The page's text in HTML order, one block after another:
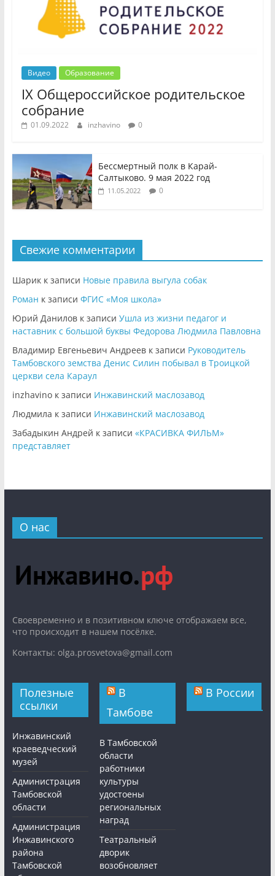
Видео Образование
IX Общероссийское родительское
собрание
01.09.2022 inzhavino 0
Бессмертный полк в Карай-
Салтыково. 9 мая 2022 год
11.05.2022 0
Свежие комментарии
Шарикк записи Новые правила выгула собак
Роман к записи ФГИС «Моя школа»
Юрий Даниловк записи Ушла из жизни педагог и
наставник с большой буквы Федорова Людмила Павловна
Владимир Евгеньевич Андреевк записи Руководитель
Тамбовского земства Денис Силин побывал в Троицкой
церкви села Караул
inzhavinoк записи Инжавинский маслозавод
Людмила к записи Инжавинский маслозавод
Забадыкин Андрей к записи «КРАСИВКА ФИЛЬМ»
представляет
О нас
Cвоевременно и в позитивном ключе отображаем все,
что происходит в нашем посёлке.
Контакты: olga.prosvetova@gmail.com
Полезные
ссылки
Инжавинский
краеведческий
музей
Администрация
Тамбовской
области
Администрация
Инжавинского
района
Тамбовской
В
Тамбове
В Тамбовской
области
работники
культуры
удостоены
региональных
наград
Театральный
дворик
возобновляет
В России